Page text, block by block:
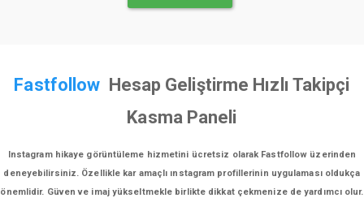
Fastfollow Hesap Geliştirme Hızlı Takipçi
Kasma Paneli
Instagram hikaye görüntüleme hizmetini ücretsiz olarak Fastfollow üzerinden
deneyebilirsiniz. Özellikle kar amaçlı ınstagram profillerinin uygulaması oldukça
önemlidir. Güven ve imaj yükseltmekle birlikte dikkat çekmenize de yardımcı olur.